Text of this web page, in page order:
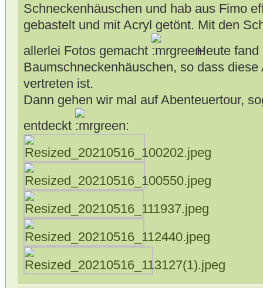
Schneckenhäuschen und hab aus Fimo
gebastelt und mit Acryl getönt. Mit den
allerlei Fotos gemacht
Heute fand
Baumschneckenhäuschen, so dass
vertreten ist.
Dann gehen wir mal auf Abenteuertour,
entdeckt